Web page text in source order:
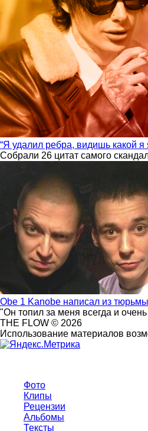
“Я удалил ребра, видишь какой я
Собрали 26 цитат самого
Obe 1 Kanobe написал из
"Он топил за меня всегда и
THE FLOW © 2026
Использование материалов
Фото
Клипы
Рецензии
Альбомы
Тексты